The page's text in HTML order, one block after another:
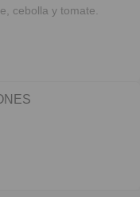
cebolla y tomate.